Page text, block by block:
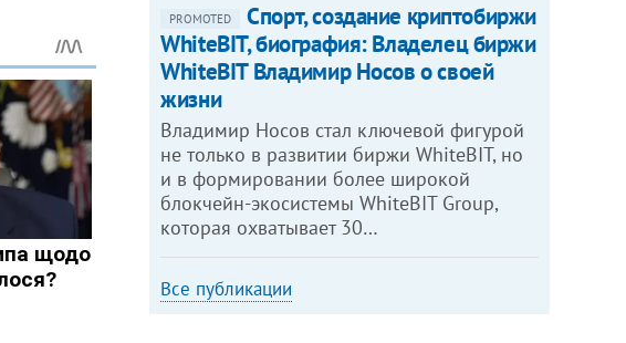
PROMOTED
Спорт, создание криптобиржи
WhiteBIT, биография: Владелец биржи
WhiteBIT Владимир Носов о своей
жизни
Владимир Носов стал ключевой фигурой
не только в развитии биржи WhiteBIT, но
и в формировании более широкой
блокчейн-экосистемы WhiteBIT Group,
которая охватывает 30…
Все публикации